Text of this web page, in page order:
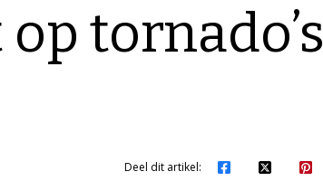
tornado’s
Deel dit artikel: